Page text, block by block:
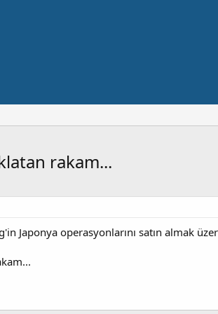
rakam...
Japonya operasyonlarını satın almak